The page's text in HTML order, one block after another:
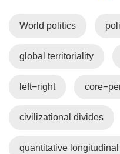
World politics
global territoriality
left−right
civilizational divides
quantitative